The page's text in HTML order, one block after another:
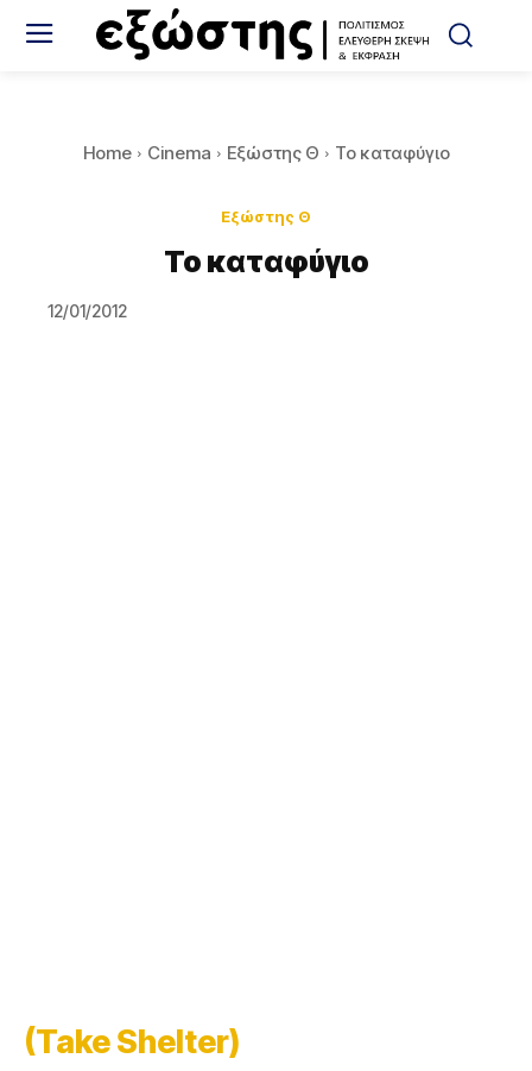
Home Cinema Εξώστης Θ Το καταφύγιο
Εξώστης Θ
Το καταφύγιο
12/01/2012
(Take Shelter)